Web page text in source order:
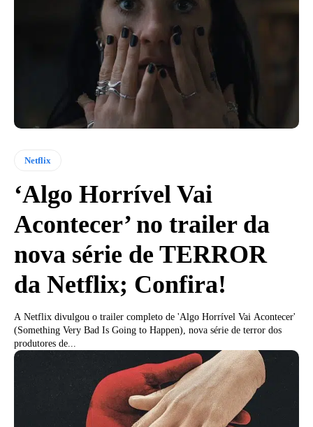
Netflix
‘Algo Horrível Vai
Acontecer’ no trailer da
nova série de TERROR
da Netflix; Confira!
A Netflix divulgou o trailer completo de 'Algo Horrível Vai Acontecer'
(Something Very Bad Is Going to Happen), nova série de terror dos
produtores de...